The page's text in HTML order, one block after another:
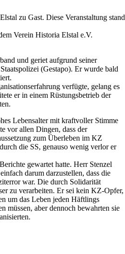
zu Gast. Diese Veranstaltung stand
Verein Historia Elstal e.V.
und geriet aufgrund seiner
(Gestapo). Er wurde bald
verfügte, gelang es
er in einem Rüstungsbetrieb der
Lebensalter mit kraftvoller Stimme
vor allen Dingen, dass der
zum Überleben im KZ
die SS, genauso wenig verlor er
gewartet hatte. Herr Stenzel
darum darzustellen, dass die
war. Die durch Solidarität
zu verarbeiten. Er sei kein KZ-Opfer,
um das Leben jeden Häftlings
müssen, aber dennoch bewahrten sie